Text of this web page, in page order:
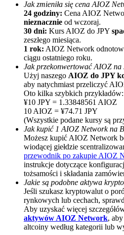
Polecaj
Zaproś przyjaciela, aby
Deposit CASHCAT & Win
Deposit CASHCAT & Win
Share 500000 CASHCAT prize
Exclusive for BitMart Users
Register & Trade to Win
Jak zmieniła się cena AIOZ
24 godziny: Cena AIOZ
nieznacznie od wczoraj.
30 dni: Kurs AIOZ do JPY
zeszłego miesiąca.
1 rok: AIOZ Network
ciągu ostatniego roku.
Jak przekonwertować AIOZ na
Użyj naszego AIOZ do JPY
aby natychmiast przeliczyć
Oto kilka szybkich przykładów:
¥10 JPY = 1.33848561 AIOZ
10 AIOZ = ¥74.71 JPY
(Wszystkie podane kursy są
Jak kupić 1 AIOZ Network na
Możesz kupić AIOZ Network
wiodącej giełdzie
przewodnik po zakupie AIOZ
instrukcje dotyczące
tożsamości i składania
Jakie są podobne aktywa
Jeśli szukasz kryptowalut o
rynkowych lub cechach,
Aby uzyskać więcej
aktywów AIOZ Network,
altcoiny według kategorii lub